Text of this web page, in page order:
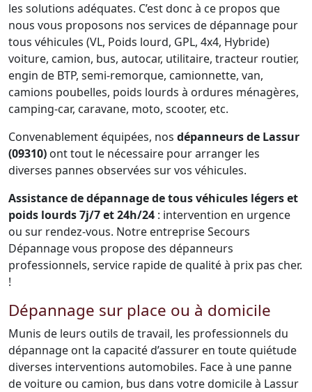
les solutions adéquates. C’est donc à ce propos que
nous vous proposons nos services de dépannage pour
tous véhicules (VL, Poids lourd, GPL, 4x4, Hybride)
voiture, camion, bus, autocar, utilitaire, tracteur routier,
engin de BTP, semi-remorque, camionnette, van,
camions poubelles, poids lourds à ordures ménagères,
camping-car, caravane, moto, scooter, etc.
Convenablement équipées, nos dépanneurs de Lassur
(09310) ont tout le nécessaire pour arranger les
diverses pannes observées sur vos véhicules.
Assistance de dépannage de tous véhicules légers et
poids lourds 7j/7 et 24h/24 : intervention en urgence
ou sur rendez-vous. Notre entreprise Secours
Dépannage vous propose des dépanneurs
professionnels, service rapide de qualité à prix pas cher.
!
Dépannage sur place ou à domicile
Munis de leurs outils de travail, les professionnels du
dépannage ont la capacité d’assurer en toute quiétude
diverses interventions automobiles. Face à une panne
de voiture ou camion, bus dans votre domicile à Lassur